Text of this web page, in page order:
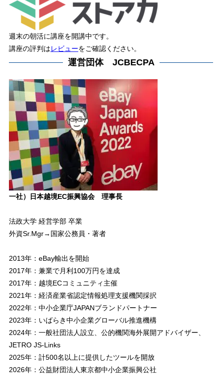
週末の朝活に講座を開講中です。
講座の評判はレビューをご確認ください。
運営団体 JCBECPA
一社）日本越境EC振興協会 理事長
法政大学 経営学部 卒業
外資Sr.Mgr→国家公務員・著者
2013年：eBay輸出を開始
2017年：兼業で月利100万円を達成
2017年：越境ECコミュニティ主催
2021年：経済産業省認定情報処理支援機関採択
2022年：中小企業庁JAPANブランドパートナー
2023年：いばらき中小企業グローバル推進機構
2024年：一般社団法人設立、公的機関海外展開アドバイザー、
JETRO JS-Links
2025年：計500名以上に提供したツールを開放
2026年：公益財団法人東京都中小企業振興公社